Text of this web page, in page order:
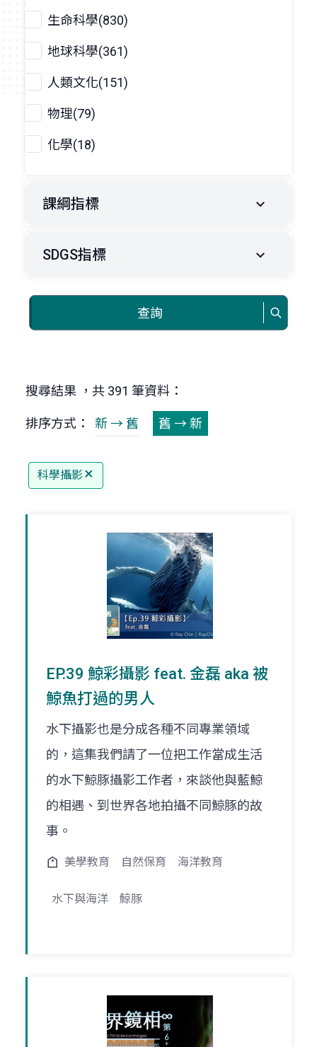
生命科學(830)
地球科學(361)
人類文化(151)
物理(79)
化學(18)
課綱指標
SDGS指標
查詢
搜尋結果 ，共 391 筆資料：
排序方式： 新 → 舊 舊 → 新
科學攝影
EP.39 鯨彩攝影 feat. 金磊 aka 被
鯨魚打過的男人
水下攝影也是分成各種不同專業領域
的，這集我們請了一位把工作當成生活
的水下鯨豚攝影工作者，來談他與藍鯨
的相遇、到世界各地拍攝不同鯨豚的故
事。
美學教育 自然保育 海洋教育
水下與海洋 鯨豚